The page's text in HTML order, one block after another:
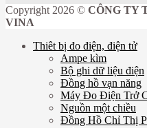
Copyright 2026 © CÔNG TY
VINA
Thiêt bị đo điện, điện tử
Ampe kìm
Bộ ghi dữ liệu điện
Đồng hồ vạn năng
Máy Đo Điện Trở
Nguồn một chiều
Đồng Hồ Chỉ Thị